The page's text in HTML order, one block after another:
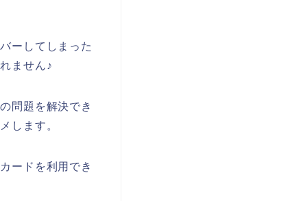
ーしてしまった
ません♪
問題を解決でき
します。
ードを利用でき